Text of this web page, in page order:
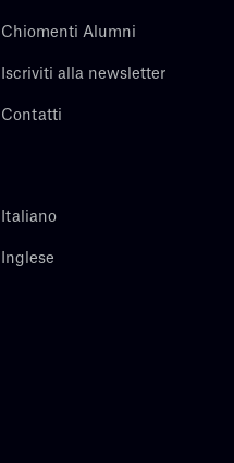
Chiomenti Alumni
Iscriviti alla newsletter
Contatti
Italiano
Inglese